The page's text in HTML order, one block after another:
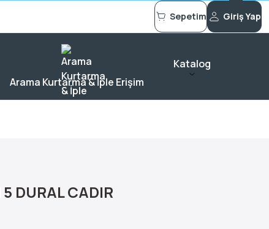
Sepetim Giriş Yap
Arama Kurtarma & İple Erişim
Katalog
DURAL CADIR